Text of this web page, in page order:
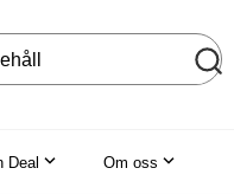
Deal Om oss